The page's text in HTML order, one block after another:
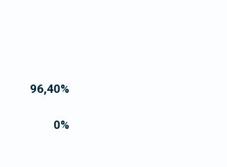
96,40%
0%